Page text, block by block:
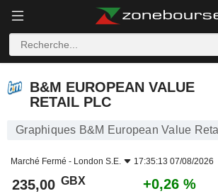
B&M EUROPEAN VALUE
RETAIL PLC
Graphiques B&M European Value
Marché Fermé - London S.E. 17:35:13 07/08/2026
235,00 GBX +0,26 %